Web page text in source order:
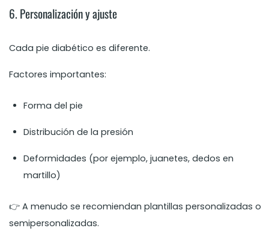
6. Personalización y ajuste
Cada pie diabético es diferente.
Factores importantes:
Forma del pie
Distribución de la presión
Deformidades (por ejemplo, juanetes, dedos en
martillo)
👉 A menudo se recomiendan plantillas personalizadas o
semipersonalizadas.